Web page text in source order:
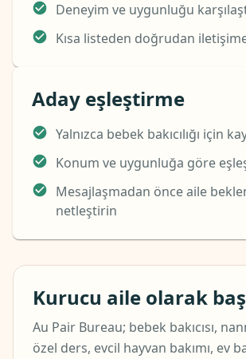
Deneyim ve uygunluğu
Kısa listeden doğrudan
Aday eşleştirme
Yalnızca bebek bakıcılığı için
Konum ve uygunluğa göre
Mesajlaşmadan önce aile
netleştirin
Kurucu aile olarak
Au Pair Bureau; bebek bakıcısı,
özel ders, evcil hayvan bakımı, ev